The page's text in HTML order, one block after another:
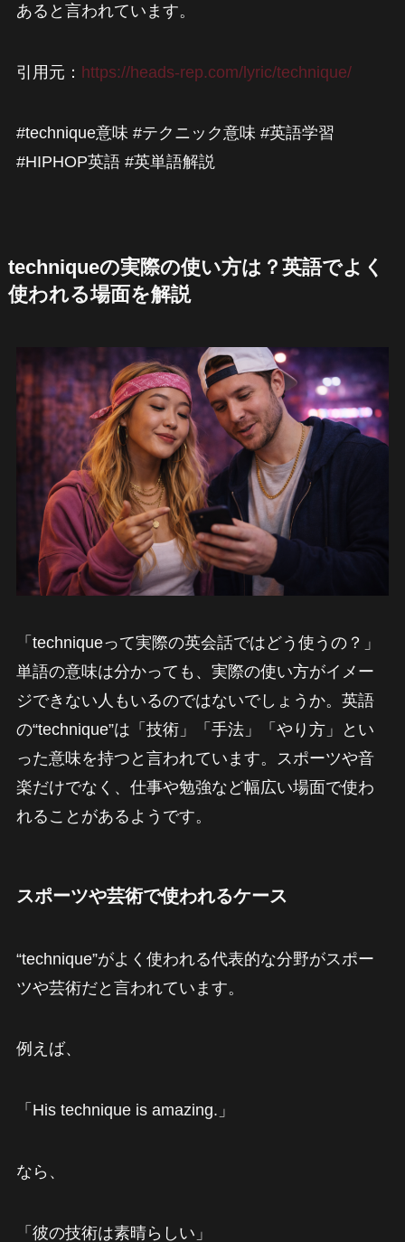
あると言われています。
引用元： https://heads-rep.com/lyric/technique/
#technique意味 #テクニック意味 #英語学習
#HIPHOP英語 #英単語解説
techniqueの実際の使い方は？英語でよく
使われる場面を解説
「techniqueって実際の英会話ではどう使うの？」
単語の意味は分かっても、実際の使い方がイメー
ジできない人もいるのではないでしょうか。英語
の“technique”は「技術」「手法」「やり方」とい
った意味を持つと言われています。スポーツや音
楽だけでなく、仕事や勉強など幅広い場面で使わ
れることがあるようです。
スポーツや芸術で使われるケース
“technique”がよく使われる代表的な分野がスポー
ツや芸術だと言われています。
例えば、
「His technique is amazing.」
なら、
「彼の技術は素晴らしい」